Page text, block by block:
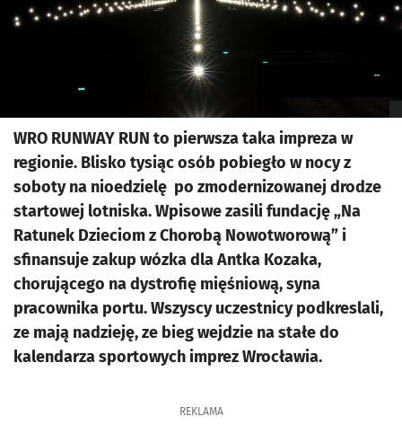
WRO RUNWAY RUN to pierwsza taka impreza w
regionie. Blisko tysiąc osób pobiegło w nocy z
soboty na nioedzielę po zmodernizowanej drodze
startowej lotniska. Wpisowe zasili fundację „Na
Ratunek Dzieciom z Chorobą Nowotworową” i
sfinansuje zakup wózka dla Antka Kozaka,
chorującego na dystrofię mięśniową, syna
pracownika portu. Wszyscy uczestnicy podkreslali,
ze mają nadzieję, ze bieg wejdzie na stałe do
kalendarza sportowych imprez Wrocławia.
REKLAMA